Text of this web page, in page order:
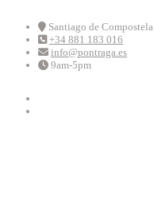
content
Santiago de Compostela
+34 881 183 016
info@pontraga.es
9am-5pm